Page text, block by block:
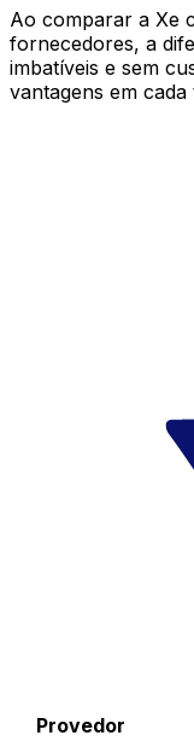
Ao comparar a Xe
fornecedores, a
imbatíveis e sem
vantagens em
Provedor